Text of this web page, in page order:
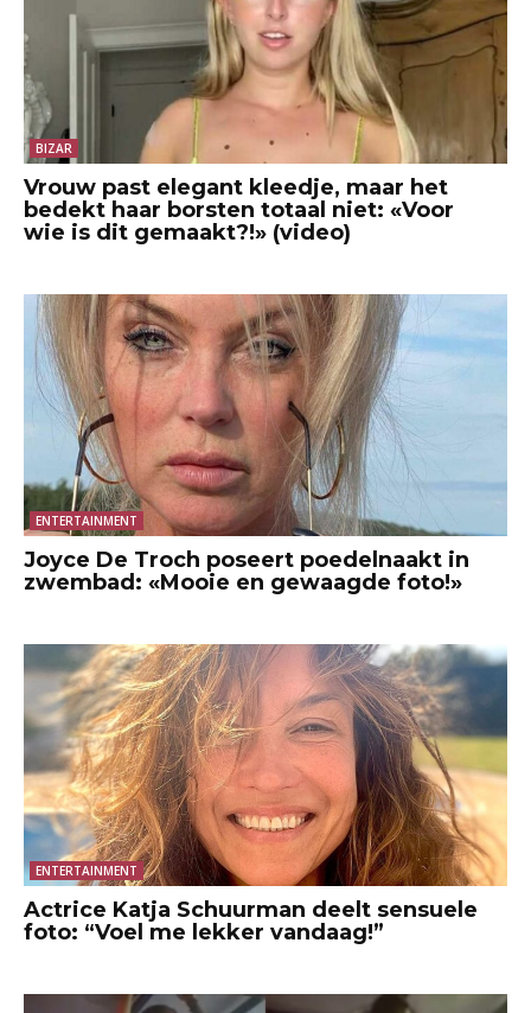
BIZAR
Vrouw past elegant kleedje, maar het
bedekt haar borsten totaal niet: «Voor
wie is dit gemaakt?!» (video)
ENTERTAINMENT
Joyce De Troch poseert poedelnaakt in
zwembad: «Mooie en gewaagde foto!»
ENTERTAINMENT
Actrice Katja Schuurman deelt sensuele
foto: “Voel me lekker vandaag!”